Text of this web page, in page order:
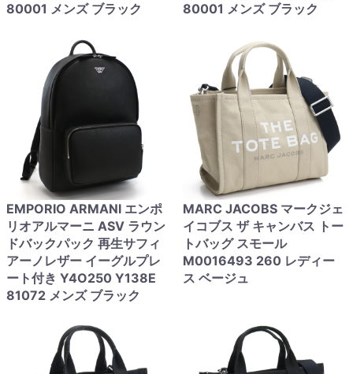
80001 メンズ ブラック
80001 メンズ ブラック
EMPORIO ARMANI エンポ
リオアルマーニ ASV ラウン
ドバックパック 再生サフィ
アーノレザー イーグルプレ
ート付き Y4O250 Y138E
81072 メンズ ブラック
MARC JACOBS マークジェ
イコブス ザ キャンバス トー
トバッグ スモール
M0016493 260 レディー
ス ベージュ